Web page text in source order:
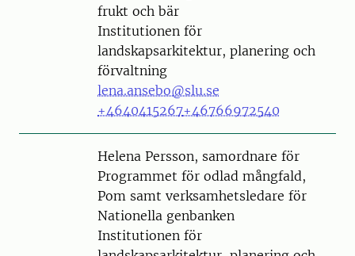
frukt och bär
Institutionen för
landskapsarkitektur, planering och
förvaltning
lena.ansebo@slu.se
+4640415267+46766972540
PersonHelena Persson, samordnare för
Programmet för odlad mångfald,
Pom samt verksamhetsledare för
Nationella genbanken
Institutionen för